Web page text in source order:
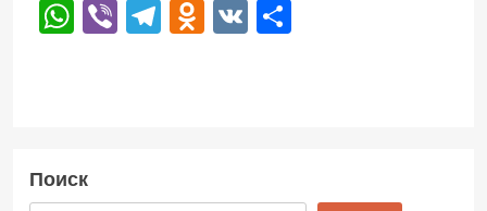
WhatsApp
ViberTelegram
Odnoklassniki
VK
Поиск